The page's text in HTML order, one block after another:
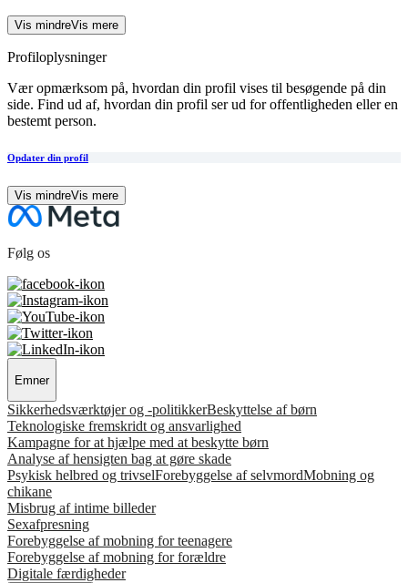
Vis mindreVis mere
Profiloplysninger
Vær opmærksom på, hvordan din profil vises til besøgende på din
side. Find ud af, hvordan din profil ser ud for offentligheden eller en
bestemt person.
Opdater din profil
Vis mindreVis mere
Følg os
Emner
Sikkerhedsværktøjer og -politikkerBeskyttelse af børn
Teknologiske fremskridt og ansvarlighed
Kampagne for at hjælpe med at beskytte børn
Analyse af hensigten bag at gøre skade
Psykisk helbred og trivselForebyggelse af selvmordMobning og
chikane
Misbrug af intime billeder
Sexafpresning
Forebyggelse af mobning for teenagere
Forebyggelse af mobning for forældre
Digitale færdigheder